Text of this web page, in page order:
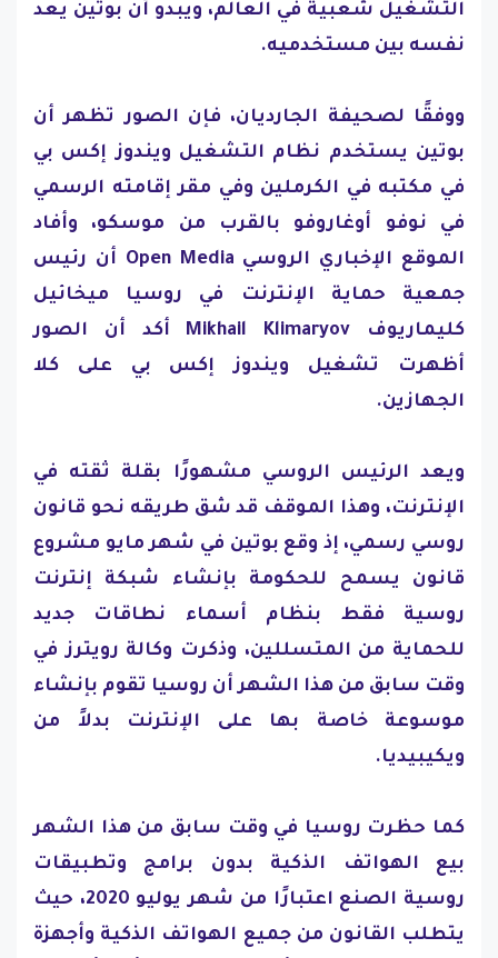
التشغيل شعبية في العالم، ويبدو أن بوتين يعد
نفسه بين مستخدميه.
ووفقًا لصحيفة الجارديان، فإن الصور تظهر أن
بوتين يستخدم نظام التشغيل ويندوز إكس بي
في مكتبه في الكرملين وفي مقر إقامته الرسمي
في نوفو أوغاروفو بالقرب من موسكو، وأفاد
الموقع الإخباري الروسي Open Media أن رئيس
جمعية حماية الإنترنت في روسيا ميخائيل
كليماريوف Mikhail Klimaryov أكد أن الصور
أظهرت تشغيل ويندوز إكس بي على كلا
الجهازين.
ويعد الرئيس الروسي مشهورًا بقلة ثقته في
الإنترنت، وهذا الموقف قد شق طريقه نحو قانون
روسي رسمي، إذ وقع بوتين في شهر مايو مشروع
قانون يسمح للحكومة بإنشاء شبكة إنترنت
روسية فقط بنظام أسماء نطاقات جديد
للحماية من المتسللين، وذكرت وكالة رويترز في
وقت سابق من هذا الشهر أن روسيا تقوم بإنشاء
موسوعة خاصة بها على الإنترنت بدلاً من
ويكيبيديا.
كما حظرت روسيا في وقت سابق من هذا الشهر
بيع الهواتف الذكية بدون برامج وتطبيقات
روسية الصنع اعتبارًا من شهر يوليو 2020، حيث
يتطلب القانون من جميع الهواتف الذكية وأجهزة